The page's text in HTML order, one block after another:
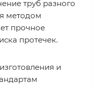
труб разного
методом
прочное
протечек.
и